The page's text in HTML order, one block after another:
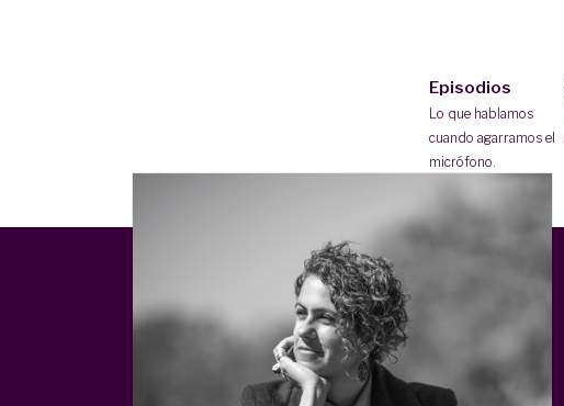
Episodios
Lo que hablamos
cuando agarramos el
micrófono.